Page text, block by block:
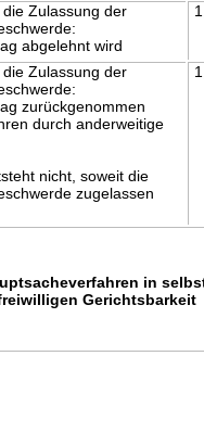
Zulassung der
abgelehnt wird
Zulassung der
zurückgenommen
durch anderweitige
nicht, soweit die
zugelassen
in
Gerichtsbarkeit